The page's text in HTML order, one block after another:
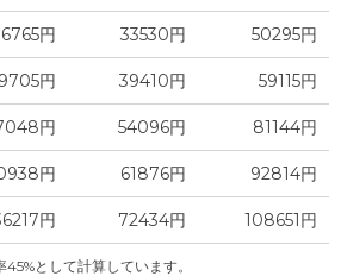
円 33530円 50295円
円 39410円 59115円
円 54096円 81144円
円 61876円 92814円
円 72434円 108651円
として計算しています。